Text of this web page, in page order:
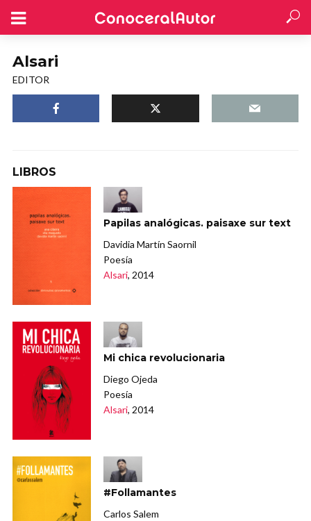
Alsari
EDITOR
LIBROS
Papilas analógicas. paisaxe sur text
Davidia Martín Saornil
Poesía
Alsari, 2014
Mi chica revolucionaria
Diego Ojeda
Poesía
Alsari, 2014
#Follamantes
Carlos Salem